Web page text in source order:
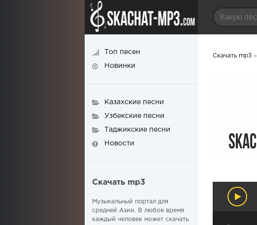
Скачать mp3 »
Топ песен
Новинки
Казахские песни
Узбекские песни
Таджикские песни
Новости
Скачать mp3
Музыкальный портал для
средней Азии. В любое время
каждый человек может скачать